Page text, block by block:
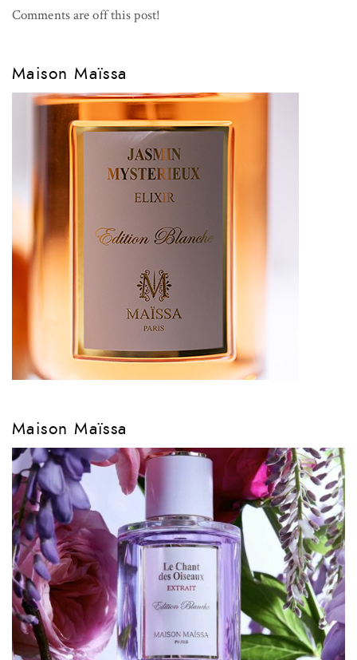
Comments are off this post!
Maison Maïssa
Maison Maïssa